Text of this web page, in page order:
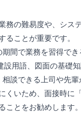
務の難易度や、シ
ることが重要です。
間で業務を習得で
用語、図面の基礎
談できる上司や先輩
くいため、面接時
ことをお勧めします。